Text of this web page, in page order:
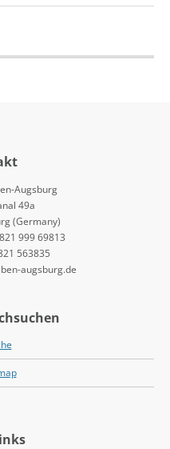
Augsburg
49a
(Germany)
999 69813
563835
augsburg.de